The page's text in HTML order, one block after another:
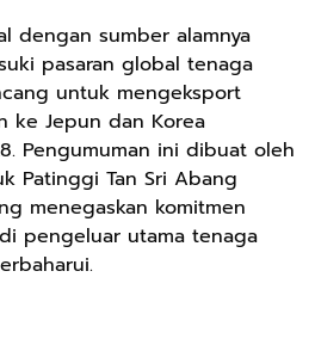
dengan sumber alamnya
pasaran global tenaga
untuk mengeksport
ke Jepun dan Korea
Pengumuman ini dibuat oleh
Patinggi Tan Sri Abang
menegaskan komitmen
pengeluar utama tenaga